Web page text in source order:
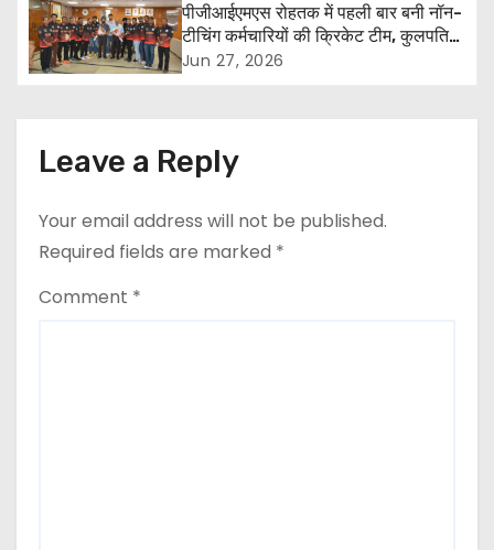
g
a
o
n
पीजीआईएमएस रोहतक में पहली बार बनी नॉन-
टीचिंग कर्मचारियों की क्रिकेट टीम, कुलपति
डॉ. एच.के. अग्रवाल ने दी शुभकामनाएं
Jun 27, 2026
Leave a Reply
Your email address will not be published.
Required fields are marked *
Comment *